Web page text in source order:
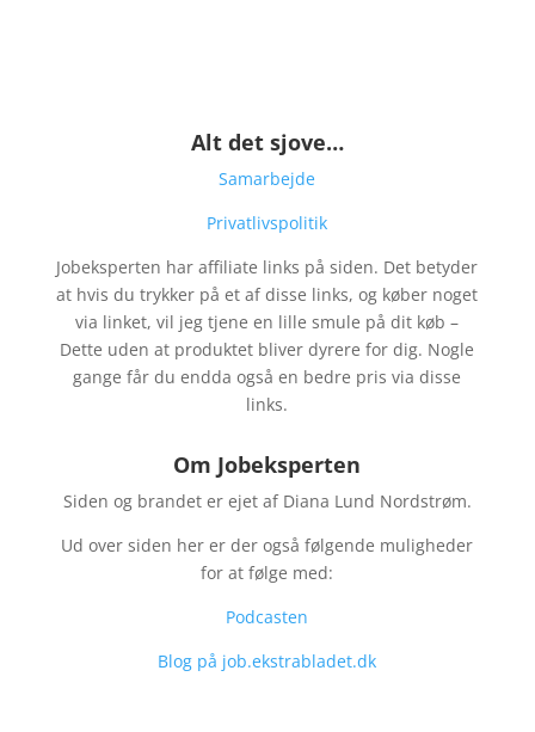
Alt det sjove…
Samarbejde
Privatlivspolitik
Jobeksperten har affiliate links på siden. Det betyder
at hvis du trykker på et af disse links, og køber noget
via linket, vil jeg tjene en lille smule på dit køb –
Dette uden at produktet bliver dyrere for dig. Nogle
gange får du endda også en bedre pris via disse
links.
Om Jobeksperten
Siden og brandet er ejet af Diana Lund Nordstrøm.
Ud over siden her er der også følgende muligheder
for at følge med:
Podcasten
Blog på job.ekstrabladet.dk